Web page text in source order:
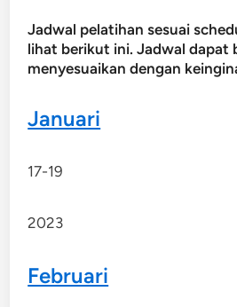
Jadwal pelatihan sesuai
lihat berikut ini. Jadwal dapat
menyesuaikan dengan
Januari
17-19
2023
Februari